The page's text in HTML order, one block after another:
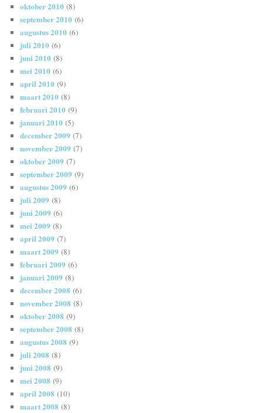
oktober 2010 (8)
september 2010 (6)
augustus 2010 (6)
juli 2010 (6)
juni 2010 (8)
mei 2010 (6)
april 2010 (9)
maart 2010 (8)
februari 2010 (9)
januari 2010 (5)
december 2009 (7)
november 2009 (7)
oktober 2009 (7)
september 2009 (9)
augustus 2009 (6)
juli 2009 (8)
juni 2009 (6)
mei 2009 (8)
april 2009 (7)
maart 2009 (8)
februari 2009 (6)
januari 2009 (8)
december 2008 (6)
november 2008 (8)
oktober 2008 (9)
september 2008 (8)
augustus 2008 (9)
juli 2008 (8)
juni 2008 (9)
mei 2008 (9)
april 2008 (10)
maart 2008 (8)